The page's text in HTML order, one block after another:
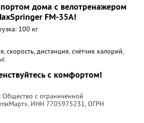
дома с велотренажером
FM-35A!
100 кг
скорость, дистанция, счётчик калорий,
с комфортом!
Общество с ограниченной
ИНН 7705975231, ОГРН